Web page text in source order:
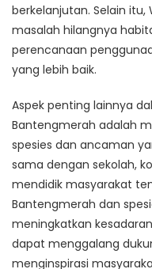
berkelanjutan. Selain
masalah hilangnya
perencanaan
yang lebih baik.
Aspek penting lainnya
Bantengmerah adalah
spesies dan ancaman
sama dengan sekolah,
mendidik masyarakat
Bantengmerah dan
meningkatkan
dapat menggalang
menginspirasi